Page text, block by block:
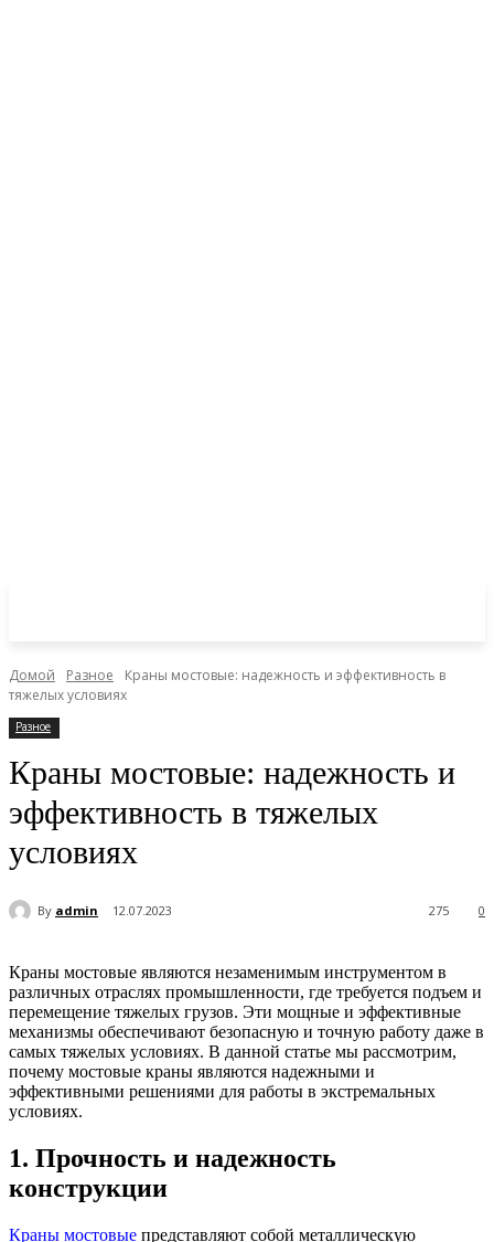
Домой Разное
Краны мостовые: надежность и эффективность в
тяжелых условиях
Разное
Краны мостовые: надежность и
эффективность в тяжелых
условиях
By admin 12.07.2023 0
275
Краны мостовые являются незаменимым инструментом в
различных отраслях промышленности, где требуется подъем и
перемещение тяжелых грузов. Эти мощные и эффективные
механизмы обеспечивают безопасную и точную работу даже в
самых тяжелых условиях. В данной статье мы рассмотрим,
почему мостовые краны являются надежными и
эффективными решениями для работы в экстремальных
условиях.
1. Прочность и надежность
конструкции
Краны мостовые представляют собой металлическую